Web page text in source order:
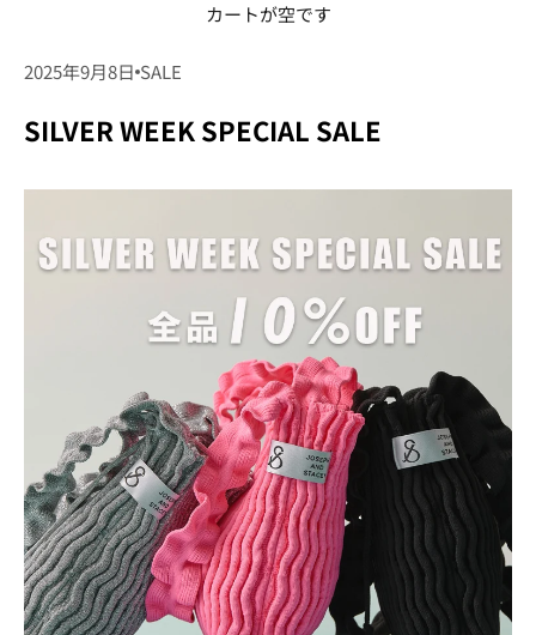
カートが空です
2025年9月8日 SALE
SILVER WEEK SPECIAL SALE